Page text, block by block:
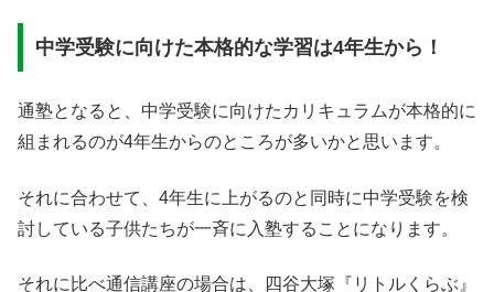
中学受験に向けた本格的な学習は4年生から！
通塾となると、中学受験に向けたカリキュラムが本格的に
組まれるのが4年生からのところが多いかと思います。
それに合わせて、4年生に上がるのと同時に中学受験を検
討している子供たちが一斉に入塾することになります。
それに比べ通信講座の場合は、四谷大塚『リトルくらぶ』